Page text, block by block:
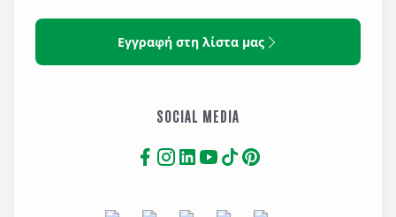
Εγγραφή στη λίστα μας
SOCIAL MEDIA